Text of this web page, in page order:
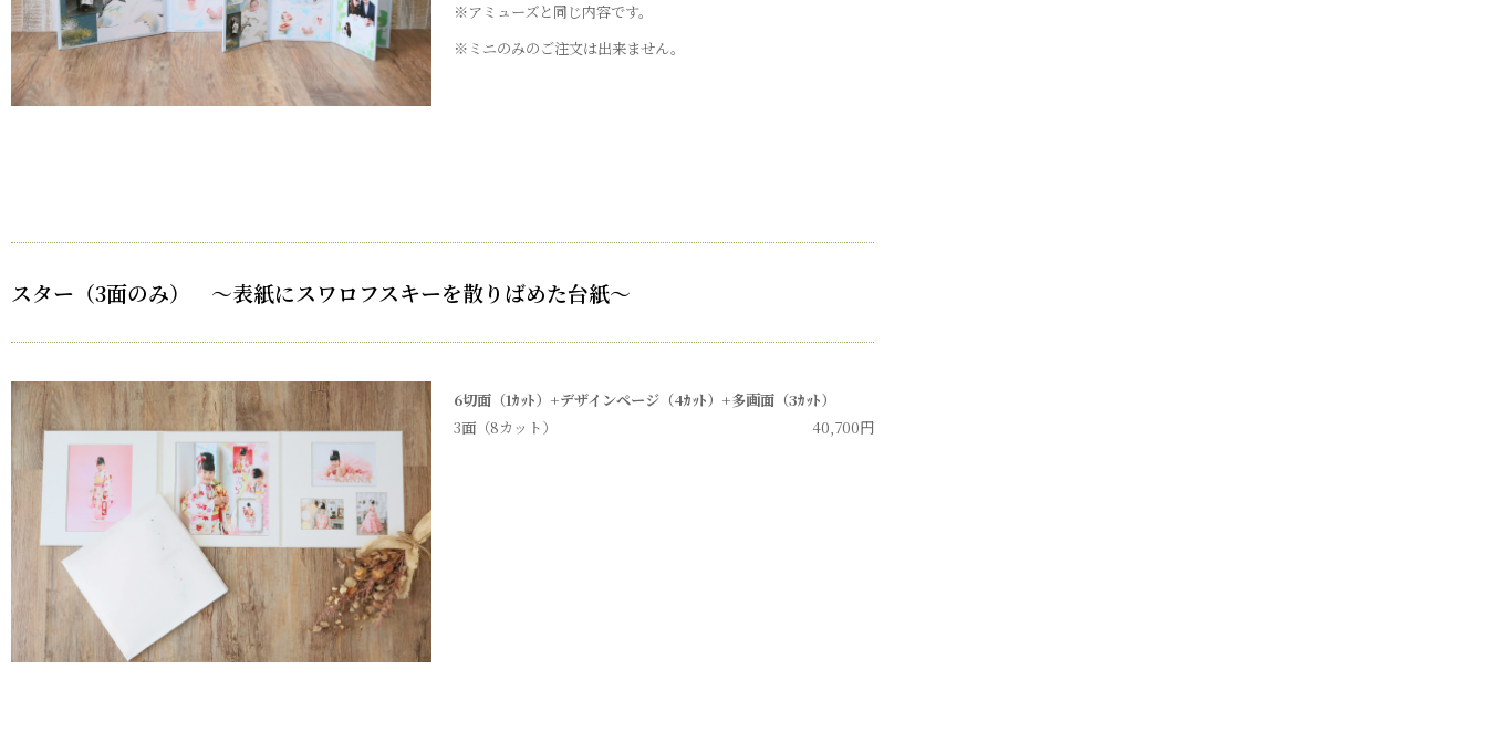
※アミューズと同じ内容です。
※ミニのみのご注文は出来ません。
スター（3面のみ） ～表紙にスワロフスキーを散りばめた台紙～
6切面（1ｶｯﾄ） +デザインページ（4ｶｯﾄ） +多画面（3ｶｯﾄ）
3面（8カット） 40,700円